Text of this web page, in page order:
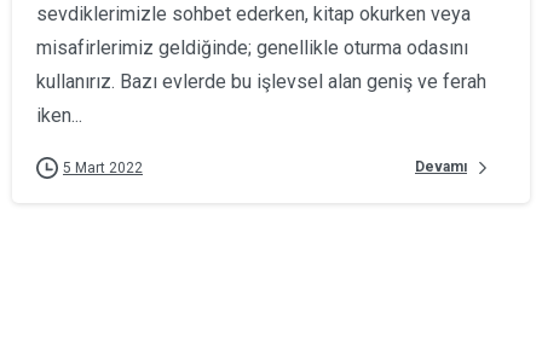
sevdiklerimizle sohbet ederken, kitap okurken veya
misafirlerimiz geldiğinde; genellikle oturma odasını
kullanırız. Bazı evlerde bu işlevsel alan geniş ve ferah
iken...
5 Mart 2022 Devamı